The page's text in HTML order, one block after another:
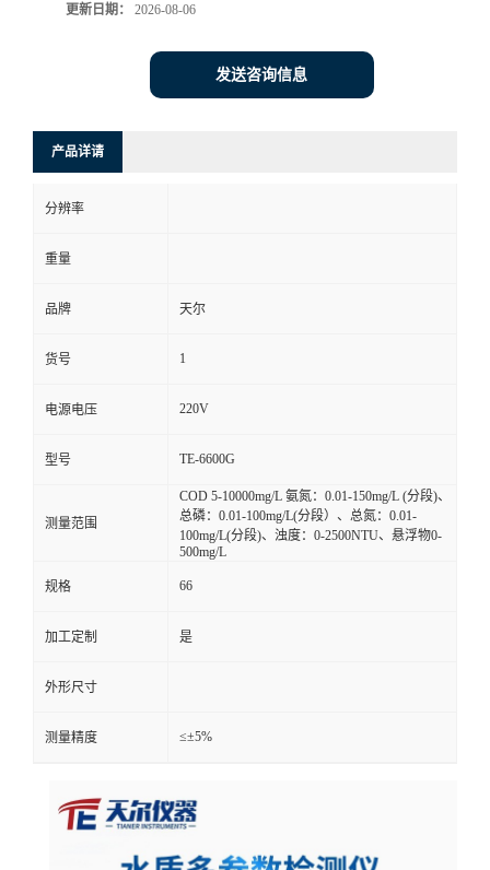
更新日期： 2026-08-06
发送咨询信息
产品详请
分辨率
重量
品牌 天尔
货号 1
电源电压 220V
型号 TE-6600G
测量范围
COD 5-10000mg/L 氨氮：0.01-150mg/L (分段)、
总磷：0.01-100mg/L(分段）、总氮：0.01-
100mg/L(分段)、浊度：0-2500NTU、悬浮物0-
500mg/L
规格 66
加工定制 是
外形尺寸
测量精度 ≤±5%